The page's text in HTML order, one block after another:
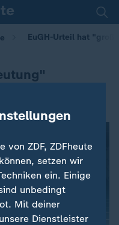
EuGH-Urteil hat
von ZDF, ZDFheute
setzen wir
ein. Einige
unbedingt
Mit deiner
Dienstleister